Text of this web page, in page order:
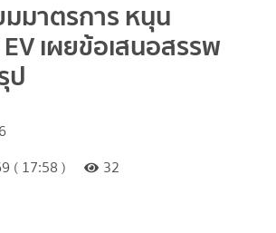
มาตรการ หนุน
เผยข้อเสนอสรรพ
ป
( 17:58 )
32